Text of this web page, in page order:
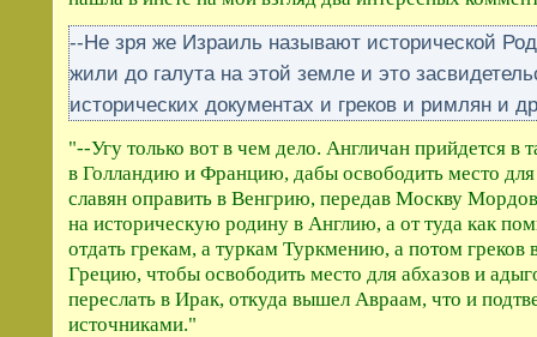
--Не зря же Израиль называют исторической
жили до галута на этой земле и это
исторических документах и греков и римлян и
--Угу только вот в чем дело. Англичан прийдется в
в Голландию и Францию, дабы освободить место для
славян оправить в Венгрию, передав Москву
на историческую родину в Англию, а от туда как
отдать грекам, а туркам Туркмению, а потом греков
Грецию, чтобы освободить место для абхазов и
переслать в Ирак, откуда вышел Авраам, что и
источниками.